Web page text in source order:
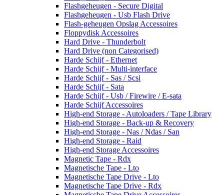
Flashgeheugen - Secure Digital
Flashgeheugen - Usb Flash Drive
Flash-geheugen Opslag Accessoires
Floppydisk Accessoires
Hard Drive - Thunderbolt
Hard Drive (non Categorised)
Harde Schijf - Ethernet
Harde Schijf - Multi-interface
Harde Schijf - Sas / Scsi
Harde Schijf - Sata
Harde Schijf - Usb / Firewire / E-sata
Harde Schijf Accessoires
High-end Storage - Autoloaders / Tape Library
High-end Storage - Back-up & Recovery
High-end Storage - Nas / Ndas / San
High-end Storage - Raid
High-end Storage Accessoires
Magnetic Tape - Rdx
Magnetische Tape - Lto
Magnetische Tape Drive - Lto
Magnetische Tape Drive - Rdx